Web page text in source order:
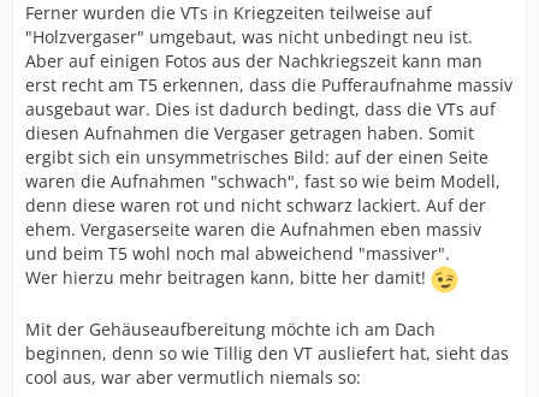
Ferner wurden die VTs in Kriegzeiten teilweise auf
"Holzvergaser" umgebaut, was nicht unbedingt neu ist.
Aber auf einigen Fotos aus der Nachkriegszeit kann man
erst recht am T5 erkennen, dass die Pufferaufnahme massiv
ausgebaut war. Dies ist dadurch bedingt, dass die VTs auf
diesen Aufnahmen die Vergaser getragen haben. Somit
ergibt sich ein unsymmetrisches Bild: auf der einen Seite
waren die Aufnahmen "schwach", fast so wie beim Modell,
denn diese waren rot und nicht schwarz lackiert. Auf der
ehem. Vergaserseite waren die Aufnahmen eben massiv
und beim T5 wohl noch mal abweichend "massiver".
Wer hierzu mehr beitragen kann, bitte her damit!
Mit der Gehäuseaufbereitung möchte ich am Dach
beginnen, denn so wie Tillig den VT ausliefert hat, sieht das
cool aus, war aber vermutlich niemals so: